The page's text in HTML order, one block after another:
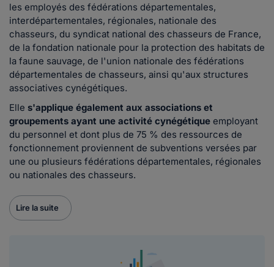
les employés des fédérations départementales,
interdépartementales, régionales, nationale des
chasseurs, du syndicat national des chasseurs de France,
de la fondation nationale pour la protection des habitats de
la faune sauvage, de l'union nationale des fédérations
départementales de chasseurs, ainsi qu'aux structures
associatives cynégétiques.
Elle s'applique également aux associations et
groupements ayant une activité cynégétique employant
du personnel et dont plus de 75 % des ressources de
fonctionnement proviennent de subventions versées par
une ou plusieurs fédérations départementales, régionales
ou nationales des chasseurs.
Lire la suite